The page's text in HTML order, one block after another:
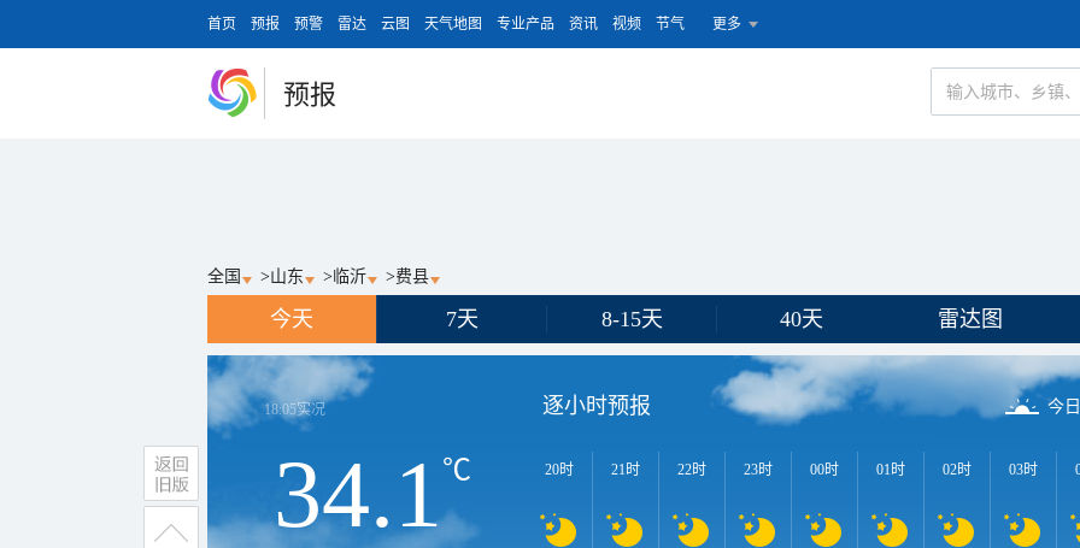
首页 预报 预警 雷达 云图 天气地图 专业产品 资讯 视频 节气 更多
预报
全国 >山东 > 临沂 >费县
今天 7天 8-15天 40天 雷达图
18:05实况
34.1℃
逐小时预报 今
20时 21时 22时 23时 00时 01时 02时 03时